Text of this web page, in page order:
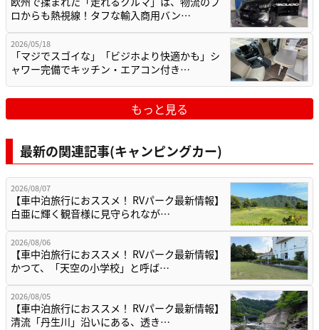
ロからも熱視線！タフな輸入商用バン…
2026/05/18
「マジでスゴイな」「ビジホより快適かも」シ
ャワー完備でキッチン・エアコン付き…
もっと見る
最新の関連記事(キャンピングカー)
2026/08/07
【車中泊旅行におススメ！ RVパーク最新情報】
白亜に輝く観音様に見守られなが…
2026/08/06
【車中泊旅行におススメ！ RVパーク最新情報】
かつて、「天空の小学校」と呼ば…
2026/08/05
【車中泊旅行におススメ！ RVパーク最新情報】
清流「丹生川」沿いにある、透き…